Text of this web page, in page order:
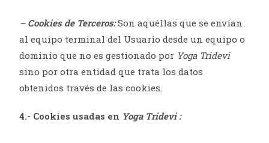
– Cookies de Terceros:Son aquéllas que se envían
al equipo terminal del Usuario desde un equipo o
dominio que no es gestionado por Yoga Tridevi
sino por otra entidad que trata los datos
obtenidos través de las cookies.
4.- Cookies usadas en Yoga Tridevi :